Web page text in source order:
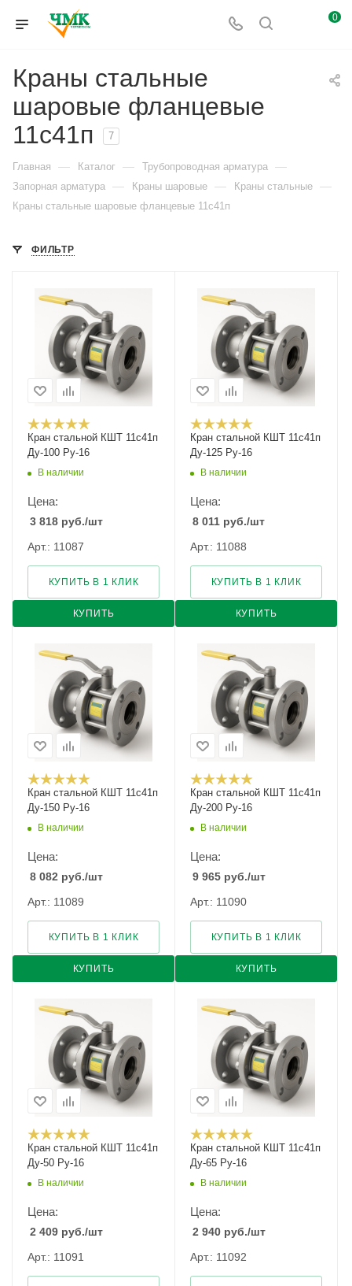
0
Краны стальные
шаровые фланцевые
11с41п
7
Главная — Каталог — Трубопроводная арматура —
Запорная арматура — Краны шаровые — Краны стальные —
Краны стальные шаровые фланцевые 11с41п
ФИЛЬТР
Кран стальной КШТ 11с41п
Ду-100 Ру-16
В наличии
Цена:
3 818 руб./шт
Арт.: 11087
КУПИТЬ
КУПИТЬ В 1 КЛИК
Кран стальной КШТ 11с41п
Ду-125 Ру-16
В наличии
Цена:
8 011 руб./шт
Арт.: 11088
КУПИТЬ
КУПИТЬ В 1 КЛИК
Кран стальной КШТ 11с41п
Ду-150 Ру-16
В наличии
Цена:
8 082 руб./шт
Арт.: 11089
КУПИТЬ
КУПИТЬ В 1 КЛИК
Кран стальной КШТ 11с41п
Ду-200 Ру-16
В наличии
Цена:
9 965 руб./шт
Арт.: 11090
КУПИТЬ
КУПИТЬ В 1 КЛИК
Кран стальной КШТ 11с41п
Ду-50 Ру-16
В наличии
Цена:
2 409 руб./шт
Арт.: 11091
Кран стальной КШТ 11с41п
Ду-65 Ру-16
В наличии
Цена:
2 940 руб./шт
Арт.: 11092